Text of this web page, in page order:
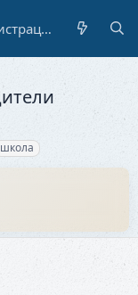
Регистрация
школа